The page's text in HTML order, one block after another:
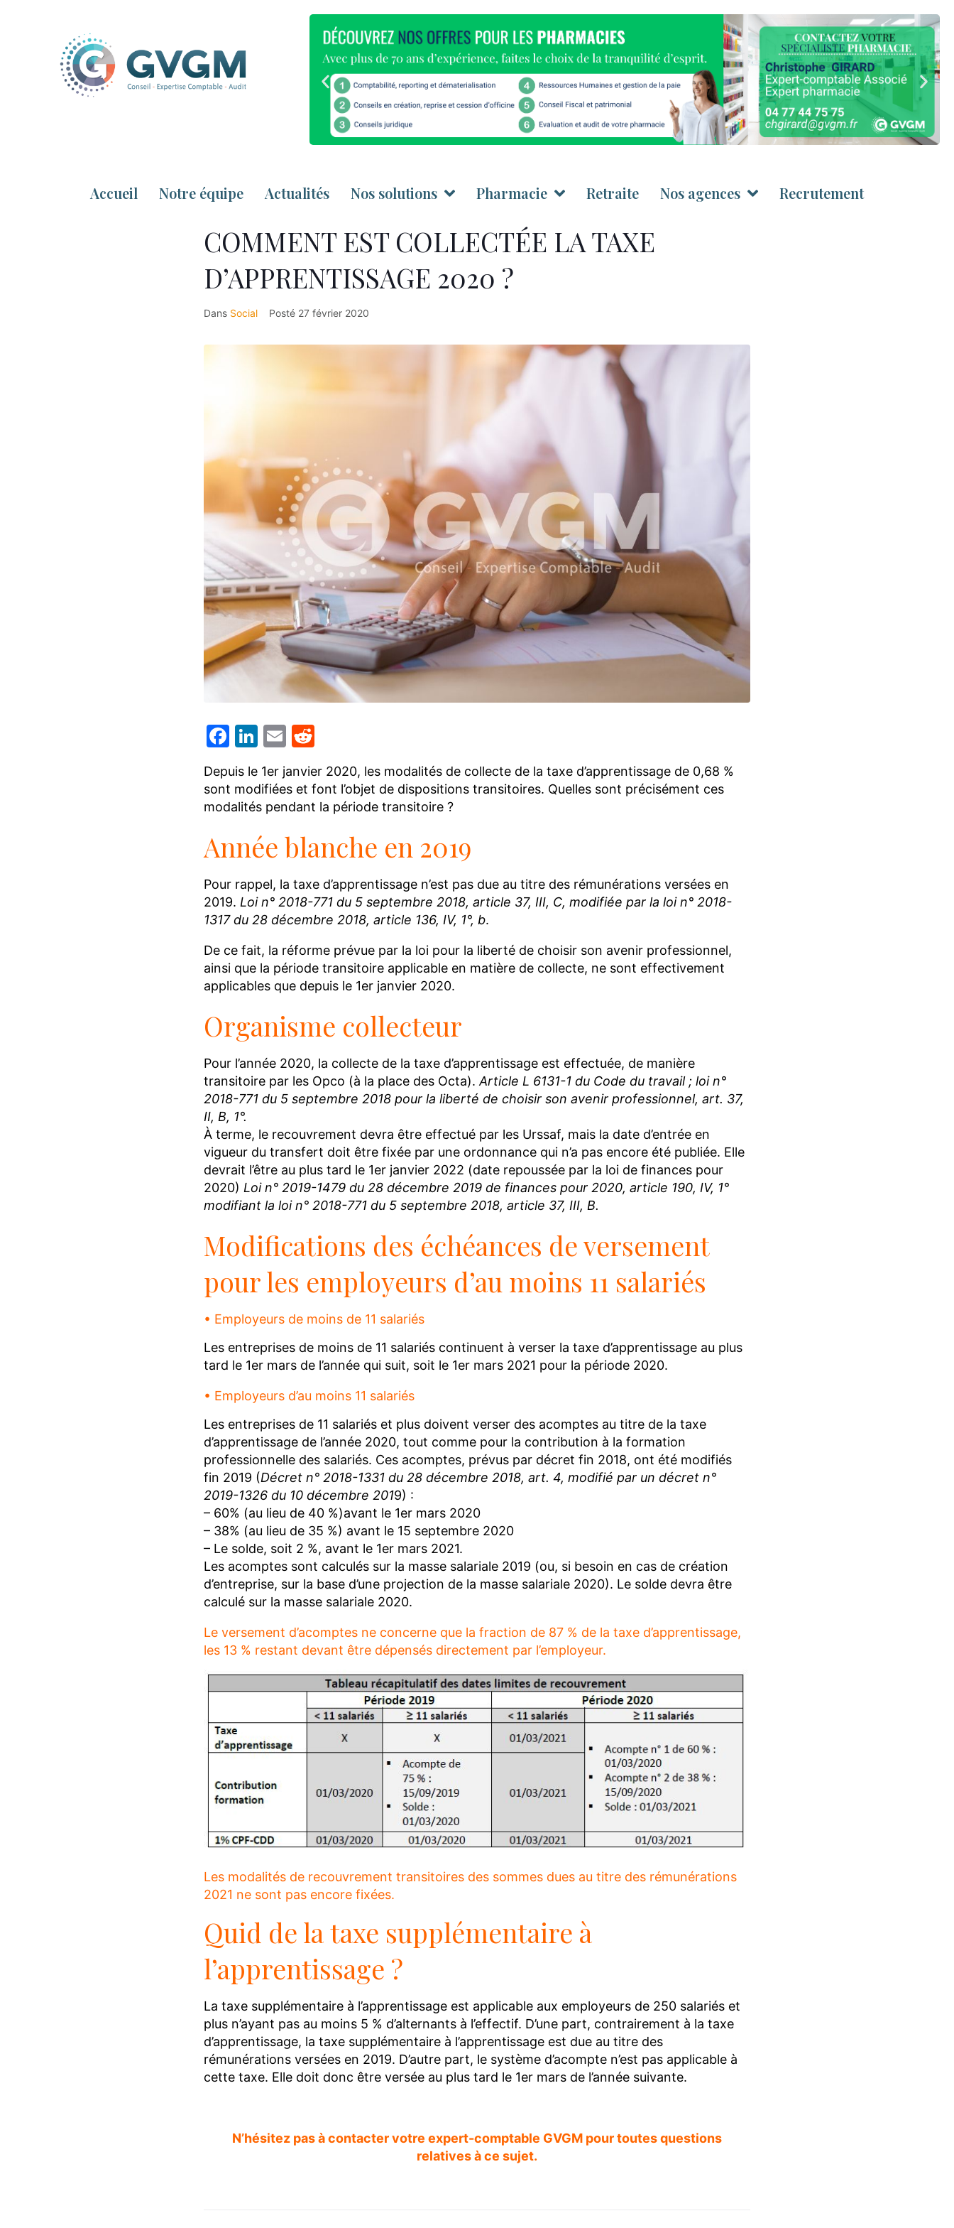
Accueil Notre équipe Actualités Nos solutions Pharmacie Retraite Nos agences Recrutement
COMMENT EST COLLECTÉE LA TAXE
D’APPRENTISSAGE 2020 ?
Dans Social Posté 27 février 2020
Facebook
LinkedIn
Email
Depuis le 1er janvier 2020, les modalités de collecte de la taxe d’apprentissage de 0,68 %
sont modifiées et font l’objet de dispositions transitoires. Quelles sont précisément ces
modalités pendant la période transitoire ?
Année blanche en 2019
Pour rappel, la taxe d’apprentissage n’est pas due au titre des rémunérations versées en
2019. Loi n° 2018-771 du 5 septembre 2018, article 37, III, C, modifiée par la loi n° 2018-
1317 du 28 décembre 2018, article 136, IV, 1°, b.
De ce fait, la réforme prévue par la loi pour la liberté de choisir son avenir professionnel,
ainsi que la période transitoire applicable en matière de collecte, ne sont effectivement
applicables que depuis le 1er janvier 2020.
Organisme collecteur
Pour l’année 2020, la collecte de la taxe d’apprentissage est effectuée, de manière
transitoire par les Opco (à la place des Octa). Article L 6131-1 du Code du travail ; loi n°
2018-771 du 5 septembre 2018 pour la liberté de choisir son avenir professionnel, art. 37,
II, B, 1°.
À terme, le recouvrement devra être effectué par les Urssaf, mais la date d’entrée en
vigueur du transfert doit être fixée par une ordonnance qui n’a pas encore été publiée. Elle
devrait l’être au plus tard le 1er janvier 2022 (date repoussée par la loi de finances pour
2020) Loi n° 2019-1479 du 28 décembre 2019 de finances pour 2020, article 190, IV, 1°
modifiant la loi n° 2018-771 du 5 septembre 2018, article 37, III, B.
Modifications des échéances de versement
pour les employeurs d’au moins 11 salariés
• Employeurs de moins de 11 salariés
Les entreprises de moins de 11 salariés continuent à verser la taxe d’apprentissage au plus
tard le 1er mars de l’année qui suit, soit le 1er mars 2021 pour la période 2020.
• Employeurs d’au moins 11 salariés
Les entreprises de 11 salariés et plus doivent verser des acomptes au titre de la taxe
d’apprentissage de l’année 2020, tout comme pour la contribution à la formation
professionnelle des salariés. Ces acomptes, prévus par décret fin 2018, ont été modifiés
fin 2019 (Décret n° 2018-1331 du 28 décembre 2018, art. 4, modifié par un décret n°
2019-1326 du 10 décembre 2019) :
– 60% (au lieu de 40 %)avant le 1er mars 2020
– 38% (au lieu de 35 %) avant le 15 septembre 2020
– Le solde, soit 2 %, avant le 1er mars 2021.
Les acomptes sont calculés sur la masse salariale 2019 (ou, si besoin en cas de création
d’entreprise, sur la base d’une projection de la masse salariale 2020). Le solde devra être
calculé sur la masse salariale 2020.
Le versement d’acomptes ne concerne que la fraction de 87 % de la taxe d’apprentissage,
les 13 % restant devant être dépensés directement par l’employeur.
Les modalités de recouvrement transitoires des sommes dues au titre des rémunérations
2021 ne sont pas encore fixées.
Quid de la taxe supplémentaire à
l’apprentissage ?
La taxe supplémentaire à l’apprentissage est applicable aux employeurs de 250 salariés et
plus n’ayant pas au moins 5 % d’alternants à l’effectif. D’une part, contrairement à la taxe
d’apprentissage, la taxe supplémentaire à l’apprentissage est due au titre des
rémunérations versées en 2019. D’autre part, le système d’acompte n’est pas applicable à
cette taxe. Elle doit donc être versée au plus tard le 1er mars de l’année suivante.
N’hésitez pas à contacter votre expert-comptable GVGM pour toutes questions
relatives à ce sujet.